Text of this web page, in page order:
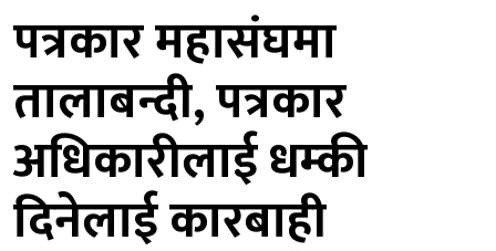
पत्रकार महासंघमा
तालाबन्दी, पत्रकार
अधिकारीलाई धम्की
दिनेलाई कारबाही